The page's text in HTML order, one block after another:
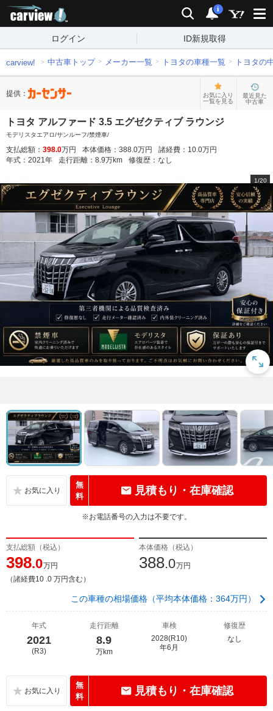
検索 通知
i
ログイン ID新規取得
carview! 中古車トップ メーカー一覧 トヨタの車種一覧 トヨタの
提供：
お気に入り
一覧を見る
最近見た
中古車
トヨタ アルファード 3.5 エグゼクティブ ラウンジ
モデリスタエアロ/サンルーフ/禁煙車/
支払総額： 398.0万円 本体価格： 388.0万円 諸経費： 10.0万円
年式： 2021年 走行距離： 8.9万km 修復歴： なし
1/20
無
料
見積もり・在庫確認
※お電話番号の入力は不要です。
支払総額（税込）
398.0万円
（諸経費10 .0 万円含む）
本体価格（税込）
388.0万円
この車種の相場価格（平均本体価格：364万円）
年式
2021
(R3)
走行距離
8.9
万km
車検
2028(R10)
年6月
修復歴
なし
無
料
見積もり・在庫確認